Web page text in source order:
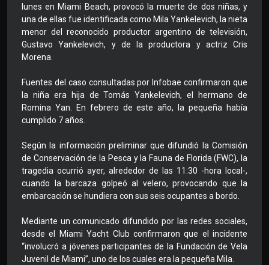
lunes en Miami Beach, provocó la muerte de dos niñas, y
una de ellas fue identificada como Mila Yankelevich, la nieta
menor del reconocido productor argentino de televisión,
Gustavo Yankelevich, y de la productora y actriz Cris
Morena.
Fuentes del caso consultadas por Infobae confirmaron que
la niña era hija de Tomás Yankelevich, el hermano de
Romina Yan. En febrero de este año, la pequeña había
cumplido 7 años.
Según la información preliminar que difundió la Comisión
de Conservación de la Pesca y la Fauna de Florida (FWC), la
tragedia ocurrió ayer, alrededor de las 11:30 -hora local-,
cuando la barcaza golpeó al velero, provocando que la
embarcación se hundiera con sus seis ocupantes a bordo.
Mediante un comunicado difundido por las redes sociales,
desde el Miami Yacht Club confirmaron que el incidente
“involucró a jóvenes participantes de la Fundación de Vela
Juvenil de Miami”, uno de los cuales era la pequeña Mila.